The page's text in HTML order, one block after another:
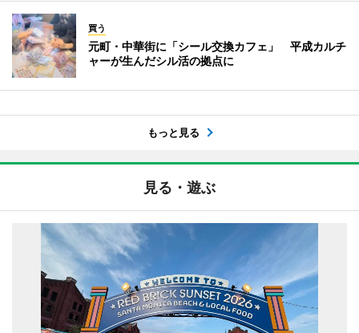
買う
元町・中華街に「シール交換カフェ」 平成カルチ
ャーが生んだシル活の拠点に
もっと見る
見る・遊ぶ